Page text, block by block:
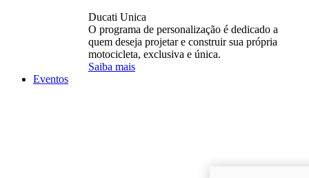
Ducati Unica
O programa de personalização é dedicado a
quem deseja projetar e construir sua própria
motocicleta, exclusiva e única.
Saiba mais
Eventos